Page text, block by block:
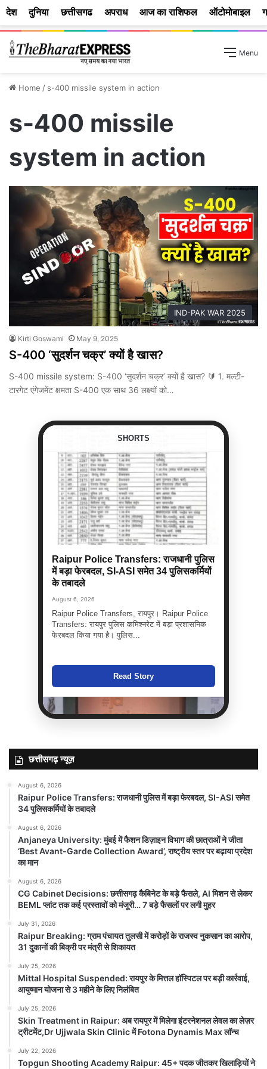
Menu
Home / s-400 missile system in action
s-400 missile
system in action
IND-PAK WAR 2025
Kirti Goswami May 9, 2025
S-400 ‘सुदर्शन चक्र’ क्यों है खास?
S-400 missile system: S-400 ‘सुदर्शन चक्र’ क्यों है खास? 🔰 1. मल्टी-
टारगेट एंगेजमेंट क्षमता S-400 एक साथ 36 लक्ष्यों को…
SHORTS
Raipur Police Transfers: राजधानी पुलिस
में बड़ा फेरबदल, SI-ASI समेत 34 पुलिसकर्मियों
के तबादले
August 6, 2026
Raipur Police Transfers, रायपुर। Raipur Police
Transfers: रायपुर पुलिस कमिश्नरेट में बड़ा प्रशासनिक
फेरबदल किया गया है। पुलिस...
Read Story
Anjaneya University: मुंबई में फैशन
डिज़ाइन विभाग की छात्राओं ने जीता ‘Best
Avant-Garde Collection Award’,
August 6, 2026
Anjaneya University रायपुर। आंजनेय विश्वविद्यालय के
फैशन डिज़ाइन विभाग की छात्राओं ने राष्ट्रीय स्तर पर अपनी
Read Story
छत्तीसगढ़ न्यूज़
August 6, 2026
Raipur Police Transfers: राजधानी पुलिस में बड़ा फेरबदल, SI-ASI समेत
34 पुलिसकर्मियों के तबादले
August 6, 2026
Anjaneya University: मुंबई में फैशन डिज़ाइन विभाग की छात्राओं ने जीता
‘Best Avant-Garde Collection Award’, राष्ट्रीय स्तर पर बढ़ाया प्रदेश
का मान
August 6, 2026
CG Cabinet Decisions: छत्तीसगढ़ कैबिनेट के बड़े फैसले, AI मिशन से लेकर
BEML प्लांट तक कई प्रस्तावों को मंजूरी… 7 बड़े फैसलों पर लगी मुहर
July 31, 2026
Raipur Breaking: ग्राम पंचायत तुलसी में करोड़ों के राजस्व नुकसान का आरोप,
31 दुकानों की बिक्री पर मंत्री से शिकायत
July 25, 2026
Mittal Hospital Suspended: रायपुर के मित्तल हॉस्पिटल पर बड़ी कार्रवाई,
आयुष्मान योजना से 3 महीने के लिए निलंबित
July 25, 2026
Skin Treatment in Raipur: अब रायपुर में मिलेगा इंटरनेशनल लेवल का लेज़र
ट्रीटमेंट,Dr Ujjwala Skin Clinic में Fotona Dynamis Max लॉन्च
July 22, 2026
Topgun Shooting Academy Raipur: 45+ पदक जीतकर खिलाड़ियों ने
देश दुनिया छत्तीसगढ अपराध आज का राशिफल ऑटोमोबाइल